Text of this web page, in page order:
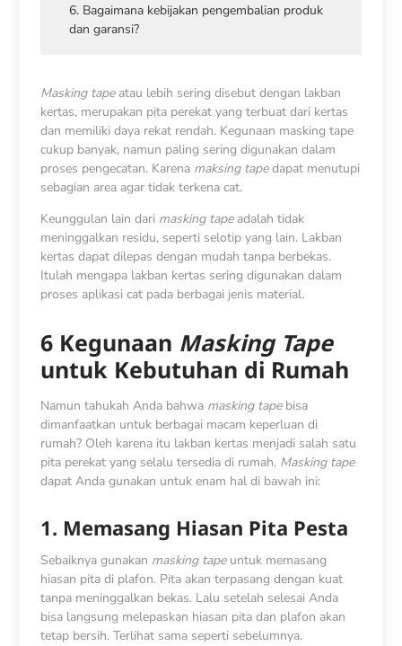
6. Bagaimana kebijakan pengembalian produk
dan garansi?
Masking tape atau lebih sering disebut dengan lakban
kertas, merupakan pita perekat yang terbuat dari kertas
dan memiliki daya rekat rendah. Kegunaan masking tape
cukup banyak, namun paling sering digunakan dalam
proses pengecatan. Karena maksing tapedapat menutupi
sebagian area agar tidak terkena cat.
Keunggulan lain dari masking tape adalah tidak
meninggalkan residu, seperti selotip yang lain. Lakban
kertas dapat dilepas dengan mudah tanpa berbekas.
Itulah mengapa lakban kertas sering digunakan dalam
proses aplikasi cat pada berbagai jenis material.
6 Kegunaan Masking Tape
untuk Kebutuhan di Rumah
Namun tahukah Anda bahwa masking tape bisa
dimanfaatkan untuk berbagai macam keperluan di
rumah? Oleh karena itu lakban kertas menjadi salah satu
pita perekat yang selalu tersedia di rumah. Masking tape
dapat Anda gunakan untuk enam hal di bawah ini:
1. Memasang Hiasan Pita Pesta
Sebaiknya gunakan masking tape untuk memasang
hiasan pita di plafon. Pita akan terpasang dengan kuat
tanpa meninggalkan bekas. Lalu setelah selesai Anda
bisa langsung melepaskan hiasan pita dan plafon akan
tetap bersih. Terlihat sama seperti sebelumnya.